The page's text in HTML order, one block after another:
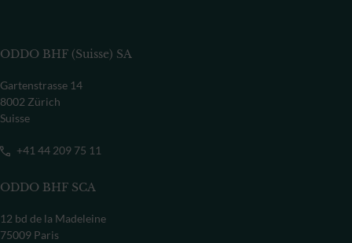
ODDO BHF (Suisse) SA
Gartenstrasse 14
8002 Zürich
Suisse
+41 44 209 75 11
ODDO BHF SCA
12 bd de la Madeleine
75009 Paris